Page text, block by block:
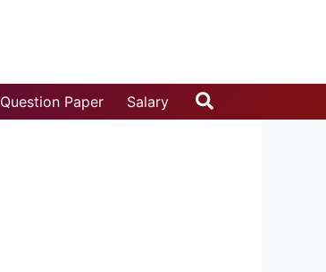
Question Paper Salary Search